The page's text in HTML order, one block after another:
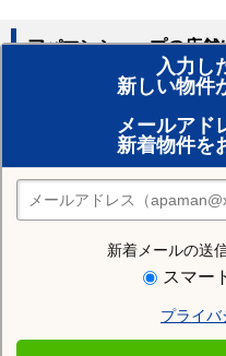
入力し
新しい物件
メールアド
新着物件を
新着メールの送
スマー
プライバ
アパマンショップの店舗
賃貸のプロがお部屋探し！
おまかせ物件リクエスト
住みたい街の店舗を探す
店舗検索
住む街研究所で松江市の